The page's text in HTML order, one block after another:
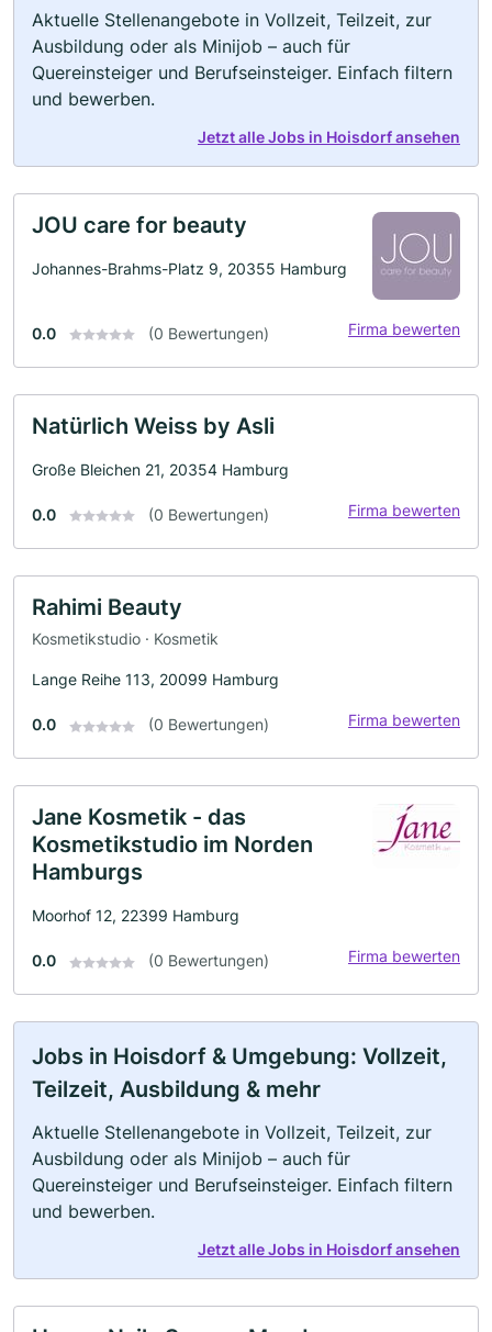
Aktuelle Stellenangebote in Vollzeit, Teilzeit, zur
Ausbildung oder als Minijob – auch für
Quereinsteiger und Berufseinsteiger. Einfach filtern
und bewerben.
Jetzt alle Jobs in Hoisdorf ansehen
JOU care for beauty
Johannes-Brahms-Platz 9, 20355 Hamburg
0.0 (0 Bewertungen) Firma bewerten
Natürlich Weiss by Asli
Große Bleichen 21, 20354 Hamburg
0.0 (0 Bewertungen) Firma bewerten
Rahimi Beauty
Kosmetikstudio · Kosmetik
Lange Reihe 113, 20099 Hamburg
0.0 (0 Bewertungen) Firma bewerten
Jane Kosmetik - das
Kosmetikstudio im Norden
Hamburgs
Moorhof 12, 22399 Hamburg
0.0 (0 Bewertungen) Firma bewerten
Jobs in Hoisdorf & Umgebung: Vollzeit,
Teilzeit, Ausbildung & mehr
Aktuelle Stellenangebote in Vollzeit, Teilzeit, zur
Ausbildung oder als Minijob – auch für
Quereinsteiger und Berufseinsteiger. Einfach filtern
und bewerben.
Jetzt alle Jobs in Hoisdorf ansehen